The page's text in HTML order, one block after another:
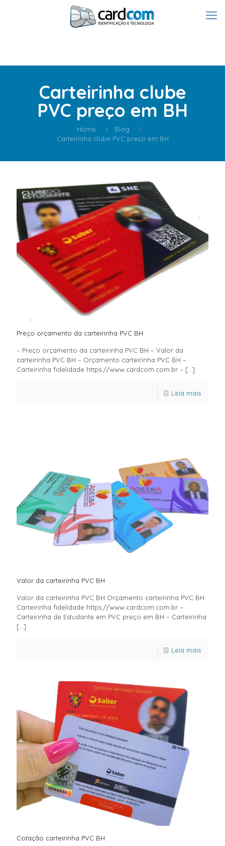
Carteirinha clube
PVC preço em BH
Home
Blog
Carteirinha clube PVC preço em BH
Preço orçamento da carteirinha PVC BH
– Preço orçamento da carteirinha PVC BH – Valor da
carteirinha PVC BH – Orçamento carteirinha PVC BH –
Carteirinha fidelidade https://www.cardcom.com.br – […]
Leia mais
Valor da carteirinha PVC BH
Valor da carteirinha PVC BH Orçamento carteirinha PVC BH
Carteirinha fidelidade https://www.cardcom.com.br –
Carteirinha de Estudante em PVC preço em BH – Carteirinha
[…]
Leia mais
Cotação carteirinha PVC BH